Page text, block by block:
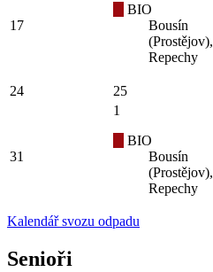
17
BIO
Bousín
(Prostějov),
Repechy
24 25
31
1
BIO
Bousín
(Prostějov),
Repechy
Kalendář svozu odpadu
Senioři